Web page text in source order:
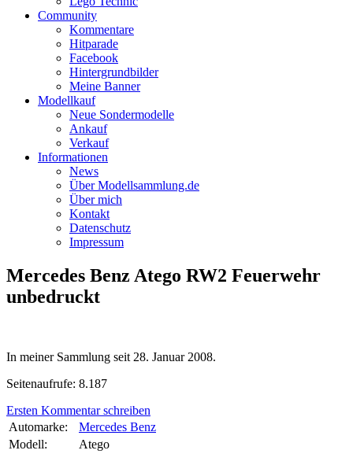
Community
Kommentare
Hitparade
Facebook
Hintergrundbilder
Meine Banner
Modellkauf
Neue Sondermodelle
Ankauf
Verkauf
Informationen
News
Über Modellsammlung.de
Über mich
Kontakt
Datenschutz
Impressum
Mercedes Benz Atego RW2 Feuerwehr
unbedruckt
In meiner Sammlung seit 28. Januar 2008.
Seitenaufrufe: 8.187
Ersten Kommentar schreiben
Automarke:
Mercedes Benz
Modell:
Atego